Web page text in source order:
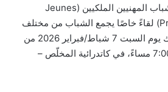
Bâtir ) تنظّم مجموعة الشباب المهنيين الملكيين (Jeunes
Professionnels Melkites) لقاءً خاصًا يجمع الشباب من مختلف
الاختصاصات المهنية، وذلك يوم السبت 7 شباط/فبراير 2026 من
الساعة 5:00 مساءً حتى 7:00 مساءً، في كاتدرائية المخلّص –